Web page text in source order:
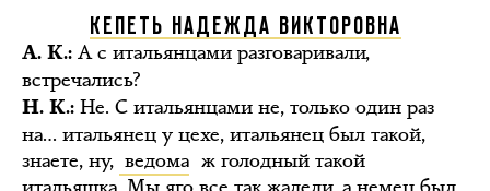
КЕПЕТЬ НАДЕЖДА ВИКТОРОВНА
А. К.: А с итальянцами разговаривали,
встречались?
Н. К.: Не. С итальянцами не, только один раз
на… итальянец у цехе, итальянец был такой,
знаете, ну, ведома ж голодный такой